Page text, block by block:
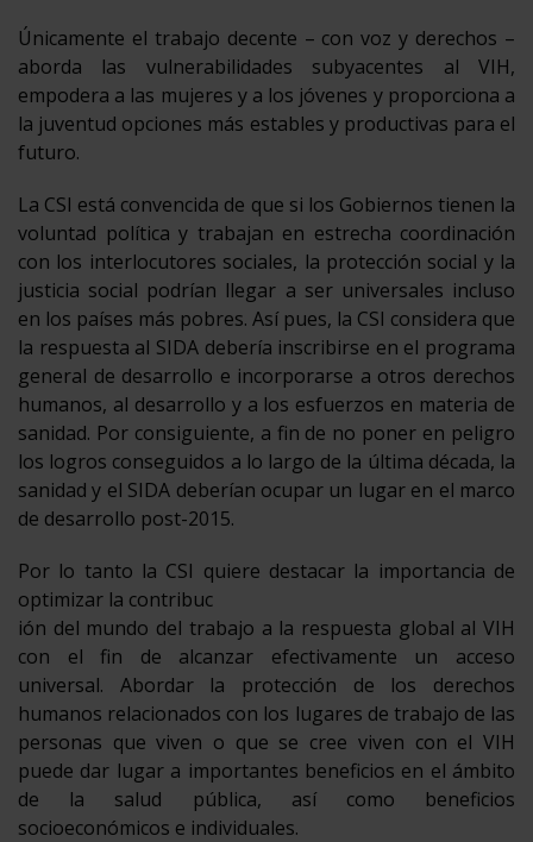
Únicamente el trabajo decente – con voz y derechos –
aborda las vulnerabilidades subyacentes al VIH,
empodera a las mujeres y a los jóvenes y proporciona a
la juventud opciones más estables y productivas para el
futuro.
La CSI está convencida de que si los Gobiernos tienen la
voluntad política y trabajan en estrecha coordinación
con los interlocutores sociales, la protección social y la
justicia social podrían llegar a ser universales incluso
en los países más pobres. Así pues, la CSI considera que
la respuesta al SIDA debería inscribirse en el programa
general de desarrollo e incorporarse a otros derechos
humanos, al desarrollo y a los esfuerzos en materia de
sanidad. Por consiguiente, a fin de no poner en peligro
los logros conseguidos a lo largo de la última década, la
sanidad y el SIDA deberían ocupar un lugar en el marco
de desarrollo post-2015.
Por lo tanto la CSI quiere destacar la importancia de
optimizar la contribuc
ión del mundo del trabajo a la respuesta global al VIH
con el fin de alcanzar efectivamente un acceso
universal. Abordar la protección de los derechos
humanos relacionados con los lugares de trabajo de las
personas que viven o que se cree viven con el VIH
puede dar lugar a importantes beneficios en el ámbito
de la salud pública, así como beneficios
socioeconómicos e individuales.